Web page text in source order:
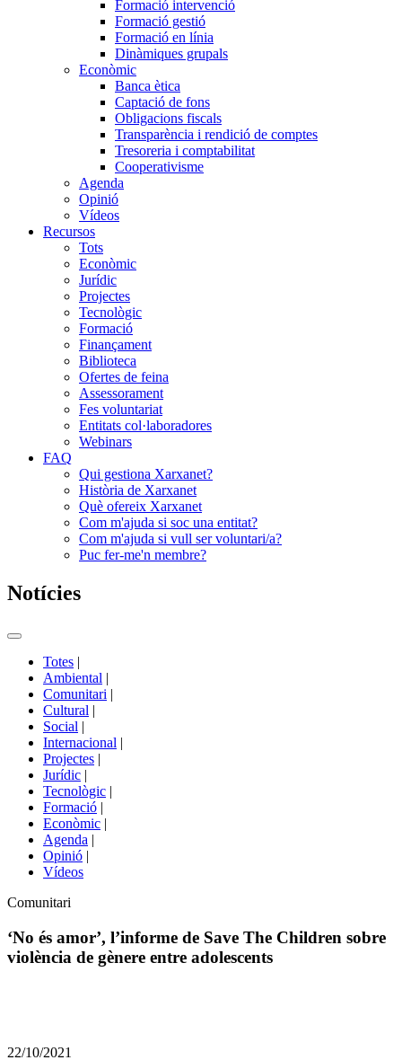
Formació intervenció
Formació gestió
Formació en línia
Dinàmiques grupals
Econòmic
Banca ètica
Captació de fons
Obligacions fiscals
Transparència i rendició de comptes
Tresoreria i comptabilitat
Cooperativisme
Agenda
Opinió
Vídeos
Recursos
Tots
Econòmic
Jurídic
Projectes
Tecnològic
Formació
Finançament
Biblioteca
Ofertes de feina
Assessorament
Fes voluntariat
Entitats col·laboradores
Webinars
FAQ
Qui gestiona Xarxanet?
Història de Xarxanet
Què ofereix Xarxanet
Com m'ajuda si soc una entitat?
Com m'ajuda si vull ser voluntari/a?
Puc fer-me'n membre?
Notícies
Commutador
portals
Totes |
Ambiental |
Comunitari |
Cultural |
Social |
Internacional |
Projectes |
Jurídic |
Tecnològic |
Formació |
Econòmic |
Agenda |
Opinió |
Vídeos
Àmbit
la
notícia
Comunitari
‘No és amor’, l’informe de Save The Children sobre
violència de gènere entre adolescents
en
22/10/2021